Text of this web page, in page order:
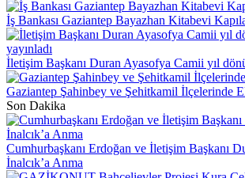
İş Bankası Gaziantep Bayazhan Kitabevi
İletişim Başkanı Duran Ayasofya Camii yıl
Gaziantep Şahinbey ve Şehitkamil İlçelerinde
Son Dakika
Cumhurbaşkanı Erdoğan ve İletişim Başkanı
İnalcık’a Anma